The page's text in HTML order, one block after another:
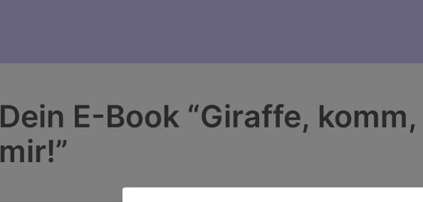
Dein E-Book “Giraffe,
mir!”